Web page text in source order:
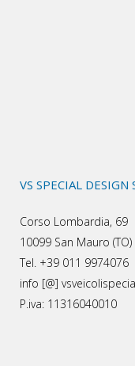
VS SPECIAL DESIGN
Corso Lombardia, 69
10099 San Mauro (TO)
Tel. +39 011 9974076
info [@]
P.iva: 11316040010